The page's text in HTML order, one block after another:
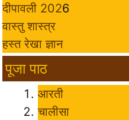
दीपावली 2026
वास्तु शास्त्र
हस्त रेखा ज्ञान
पूजा पाठ
आरती
चालीसा